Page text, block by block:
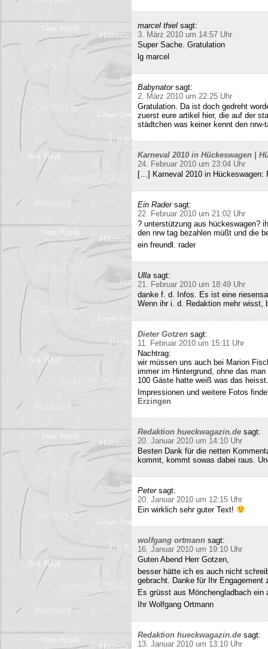
marcel thiel sagt:
3. März 2010 um 14:57 Uhr
Super Sache. Gratulation
lg marcel
Babynator sagt:
2. März 2010 um 22:25 Uhr
Gratulation. Da ist doch gedreht
zuerst eure artikel hier, die auf der
städtchen was keiner kennt den nrw-
Karneval 2010 in Hückeswagen |
24. Februar 2010 um 23:04 Uhr
[…] Karneval 2010 in Hückeswagen:
Ein Rader sagt:
22. Februar 2010 um 21:02 Uhr
? unterstützung aus hückeswagen?
den nrw tag bezahlen müßt und die
ein freundl. rader
Ulla sagt:
21. Februar 2010 um 18:49 Uhr
danke f. d. Infos. Es ist eine
Wenn ihr i. d. Redaktion mehr wisst,
Dieter Gotzen sagt:
11. Februar 2010 um 15:11 Uhr
Nachtrag:
wir müssen uns auch bei Marion
immer im Hintergrund, ohne das
100 Gäste hatte weiß was das heisst.
Impressionen und weitere Fotos
Erzingen
Redaktion hueckwagazin.de sagt:
20. Januar 2010 um 14:10 Uhr
Besten Dank für die netten
kommt, kommt sowas dabei raus.
Peter sagt:
20. Januar 2010 um 12:15 Uhr
Ein wirklich sehr guter Text!
wolfgang ortmann sagt:
16. Januar 2010 um 19:10 Uhr
Guten Abend Herr Gotzen,
besser hätte ich es auch nicht
gebracht. Danke für Ihr Engagement
Es grüsst aus Mönchengladbach ein
Ihr Wolfgang Ortmann
Redaktion hueckwagazin.de sagt:
13. Januar 2010 um 13:10 Uhr